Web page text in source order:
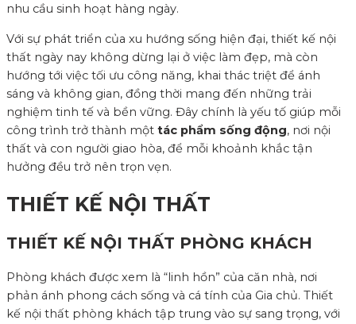
nhu cầu sinh hoạt hàng ngày.
Với sự phát triển của xu hướng sống hiện đại, thiết kế nội
thất ngày nay không dừng lại ở việc làm đẹp, mà còn
hướng tới việc tối ưu công năng, khai thác triệt để ánh
sáng và không gian, đồng thời mang đến những trải
nghiệm tinh tế và bền vững. Đây chính là yếu tố giúp mỗi
công trình trở thành một tác phẩm sống động, nơi nội
thất và con người giao hòa, để mỗi khoảnh khắc tận
hưởng đều trở nên trọn vẹn.
THIẾT KẾ NỘI THẤT
THIẾT KẾ NỘI THẤT PHÒNG KHÁCH
Phòng khách được xem là “linh hồn” của căn nhà, nơi
phản ánh phong cách sống và cá tính của Gia chủ. Thiết
kế nội thất phòng khách tập trung vào sự sang trọng, với